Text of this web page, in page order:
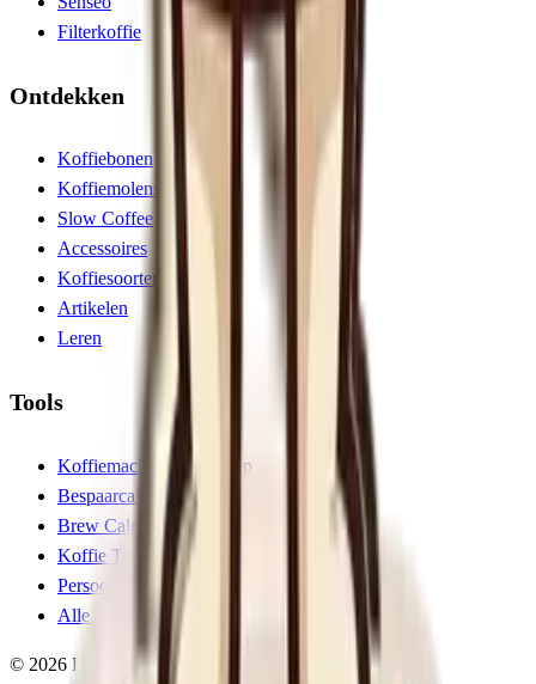
Filterkoffie
Ontdekken
Koffiebonen
Koffiemolens
Slow Coffee
Accessoires
Koffiesoorten
Artikelen
Leren
Tools
Koffiemachine keuzehulp
Bespaarcalculator
Brew Calculator
Koffie Trivia
Persoonlijkheidstest
Alle tools
© 2026 Koffienoob. Alle rechten voorbehouden.